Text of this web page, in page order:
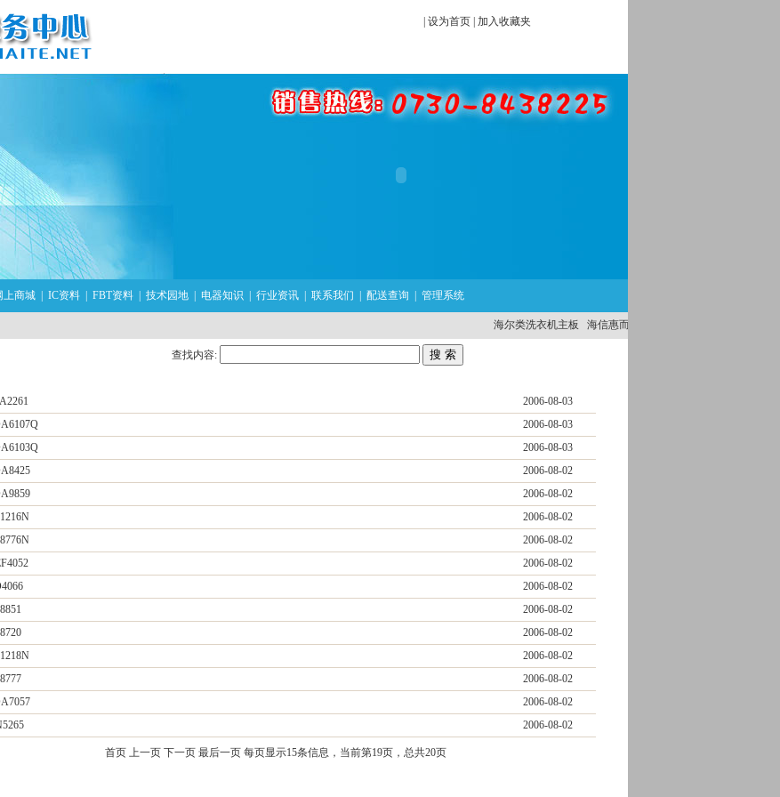
设为首页 加入收藏夹
上商城 IC资料 FBT资料 技术园地 电器知识 行业资讯 联系我们 配送查询 管理系统
海尔类洗衣机主板 海信惠而浦类洗衣机主板
查找内容:
2006-08-03
2006-08-03
2006-08-03
2006-08-02
2006-08-02
2006-08-02
2006-08-02
2006-08-02
2006-08-02
2006-08-02
2006-08-02
2006-08-02
2006-08-02
2006-08-02
2006-08-02
首页 上一页 下一页 最后一页每页显示15条信息，当前第19页，总共20页